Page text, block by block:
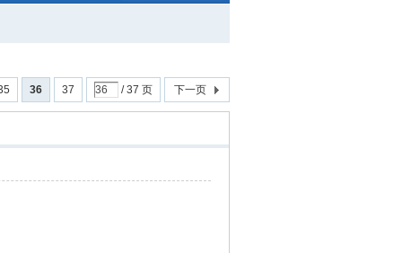
36 37 / 37 页 下一页